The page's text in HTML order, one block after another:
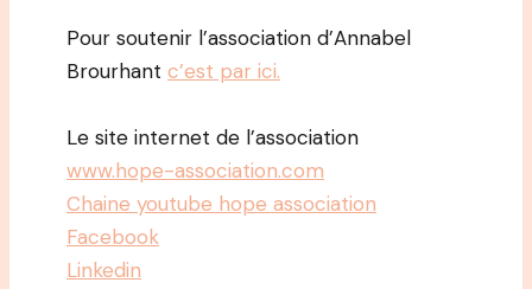
Pour soutenir l’association d’Annabel
Brourhant c’est par ici.
Le site internet de l’association
www.hope-association.com
Chaine youtube hope association
Facebook
Linkedin